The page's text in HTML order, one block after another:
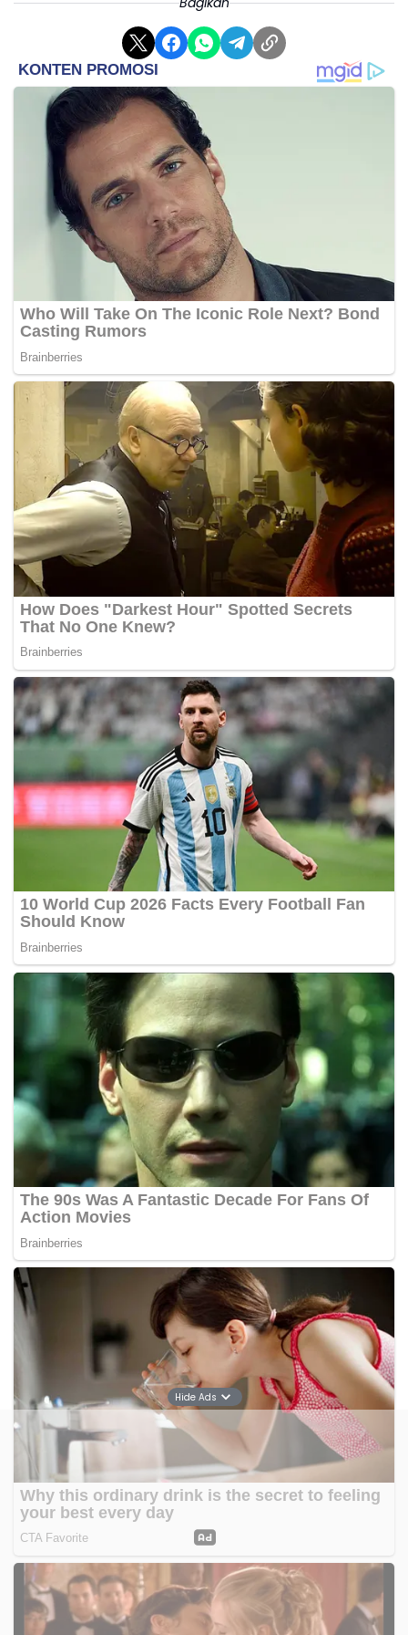
Regina menyayangkan sikap sebagian lingkungan
yang justru menyudutkan korban. Menurutnya, anak
yang menjadi korban kekerasan seksual seharusnya
mendapat dukungan dan perlindungan, bukan
stigma maupun pengucilan.
“Dalam hal ini yang seharusnya disalahkan bukan
korban. Korban masih anak-anak dan sudah
seharusnya dilindungi oleh semua pihak,” tegasnya.
Untuk mencegah perundungan berlanjut, UPTD PPA
Karawang berencana berkoordinasi dengan pihak
sekolah guna memberikan pemahaman kepada
siswa dan lingkungan pendidikan agar tidak
memberikan stigma negatif kepada korban.
Saat ini pendampingan yang dilakukan difokuskan
pada pemulihan psikologis korban serta penguatan
keluarga. Berbagai layanan telah diberikan, mulai
dari penerimaan laporan, asesmen awal, konseling
psikologis, hingga pemantauan kondisi korban
secara berkala.
Meski kondisi korban mulai berangsur membaik,
trauma akibat kasus yang dialaminya masih terasa.
Berdasarkan keterangan keluarga, SF kini lebih
sering menyendiri dan kehilangan rasa nyaman saat
berada di lingkungan sekolah.
UPTD PPA Karawang memastikan pendampingan
psikologis akan terus dilakukan selama proses
hukum berjalan agar korban dapat pulih dan kembali
menjalani aktivitasnya secara normal.
“Yang terpenting saat ini adalah memastikan korban
merasa aman, terlindungi, dan tetap mendapatkan
haknya untuk tumbuh, belajar, dan menjalani
kehidupan seperti anak-anak lainnya,” pungkas
Regina.(*)
Hide Ads